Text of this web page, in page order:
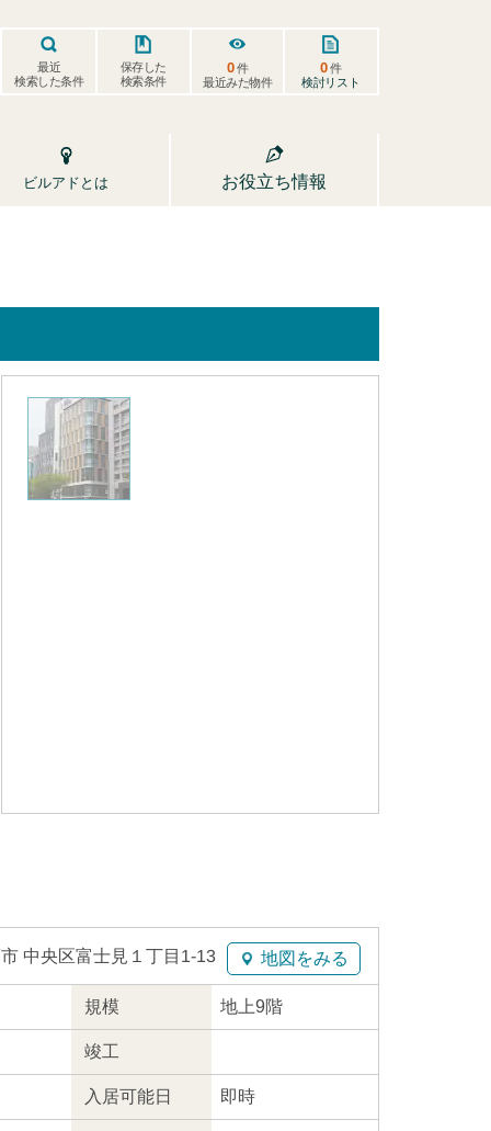
最近
検索した条件
保存した
検索条件
0件
最近みた物件
0件
検討リスト
ビルアドとは お役立ち情報
中央区富士見１丁目1-13 地図をみる
規模 地上9階
竣工
入居可能日 即時